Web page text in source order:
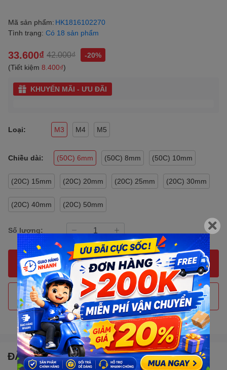
Mã sản phẩm: HK1816102270
Tình trạng: Có 18 sản phẩm
33.600₫ 42.000₫
-20%
(Tiết kiệm 8.400₫)
KHUYẾN MÃI - ƯU ĐÃI
Loại: M3 M4 M5
Chiều dài: (50C) 6mm (50C) 8mm (50C) 10mm
(20C) 15mm (20C) 20mm (20C) 25mm (20C) 30mm
(20C) 40mm (20C) 50mm
Số lượng:
MUA NGAY
THÊM VÀO GIỎ HÀNG
Gọi đặt mua0907088123(7:30 - 17:00)
ĐẶC ĐIỂM NỔI BẬT